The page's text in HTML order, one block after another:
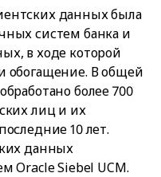
данных была
систем банка и
в ходе которой
обогащение. В общей
более 700
лиц и их
10 лет.
данных
Oracle Siebel UCM.